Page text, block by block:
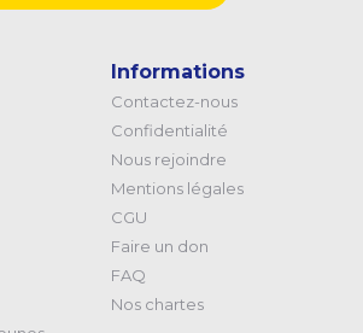
Informations
Contactez-nous
Confidentialité
Nous rejoindre
Mentions légales
CGU
Faire un don
FAQ
Nos chartes